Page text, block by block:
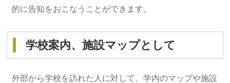
的に告知をおこなうことができます。
学校案内、施設マップとして
外部から学校を訪れた人に対して、学内のマップや施設